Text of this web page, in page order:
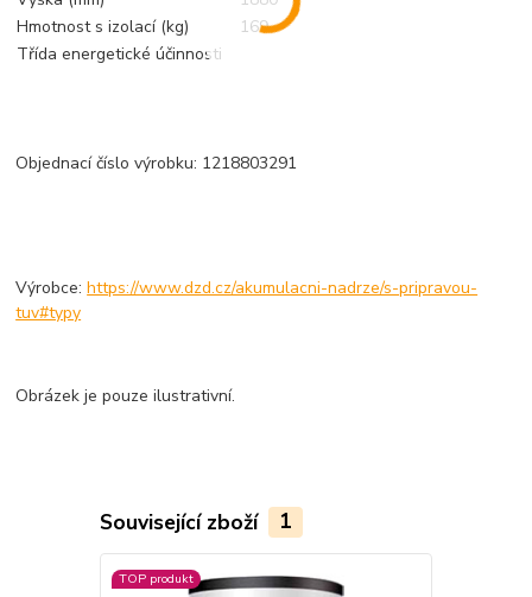
Hmotnost s izolací (kg)
169
Třída energetické účinnosti
Objednací číslo výrobku: 1218803291
Výrobce:https://www.dzd.cz/akumulacni-nadrze/s-pripravou-
tuv#typy
Obrázek je pouze ilustrativní.
Související zboží 1
TOP produkt